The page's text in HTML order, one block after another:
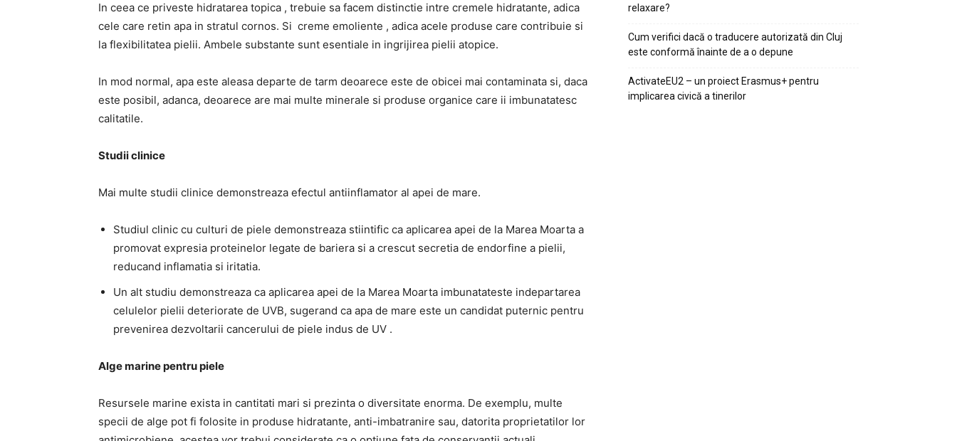
In ceea ce priveste hidratarea topica , trebuie sa facem distinctie intre cremele hidratante, adica
cele care retin apa in stratul cornos. Si creme emoliente , adica acele produse care contribuie si
la flexibilitatea pielii. Ambele substante sunt esentiale in ingrijirea pielii atopice.
In mod normal, apa este aleasa departe de tarm deoarece este de obicei mai contaminata si, daca
este posibil, adanca, deoarece are mai multe minerale si produse organice care ii imbunatatesc
calitatile.
Studii clinice
Mai multe studii clinice demonstreaza efectul antiinflamator al apei de mare.
Studiul clinic cu culturi de piele demonstreaza stiintific ca aplicarea apei de la Marea Moarta a
promovat expresia proteinelor legate de bariera si a crescut secretia de endorfine a pielii,
reducand inflamatia si iritatia.
Un alt studiu demonstreaza ca aplicarea apei de la Marea Moarta imbunatateste indepartarea
celulelor pielii deteriorate de UVB, sugerand ca apa de mare este un candidat puternic pentru
prevenirea dezvoltarii cancerului de piele indus de UV .
Alge marine pentru piele
Resursele marine exista in cantitati mari si prezinta o diversitate enorma. De exemplu, multe
specii de alge pot fi folosite in produse hidratante, anti-imbatranire sau, datorita proprietatilor lor
relaxare?
Cum verifici dacă o traducere autorizată din Cluj
este conformă înainte de a o depune
ActivateEU2 – un proiect Erasmus+ pentru
implicarea civică a tinerilor